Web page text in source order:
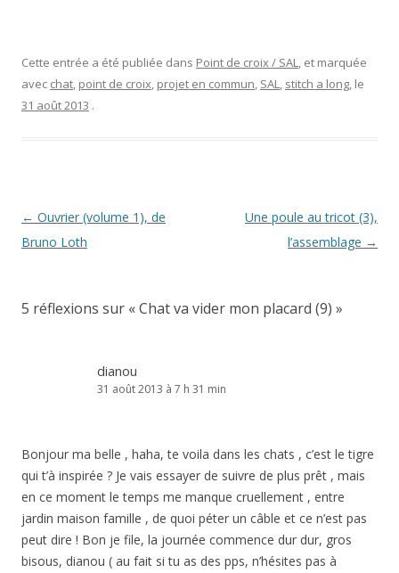
Cette entrée a été publiée dans Point de croix / SAL, et marquée
avec chat, point de croix, projet en commun, SAL, stitch a long, le
31 août 2013 .
Navigation
des
← Ouvrier (volume 1), de
Bruno Loth
Une poule au tricot (3),
l’assemblage →
5 réflexions sur «Chat va vider mon placard (9) »
dianou
31 août 2013 à 7 h 31 min
Bonjour ma belle , haha, te voila dans les chats , c’est le tigre
qui t’à inspirée ? Je vais essayer de suivre de plus prêt , mais
en ce moment le temps me manque cruellement , entre
jardin maison famille , de quoi péter un câble et ce n’est pas
peut dire ! Bon je file, la journée commence dur dur, gros
bisous, dianou ( au fait si tu as des pps, n’hésites pas à